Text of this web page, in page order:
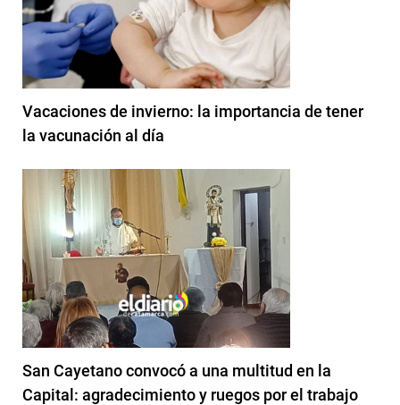
Vacaciones de invierno: la importancia de tener
la vacunación al día
San Cayetano convocó a una multitud en la
Capital: agradecimiento y ruegos por el trabajo